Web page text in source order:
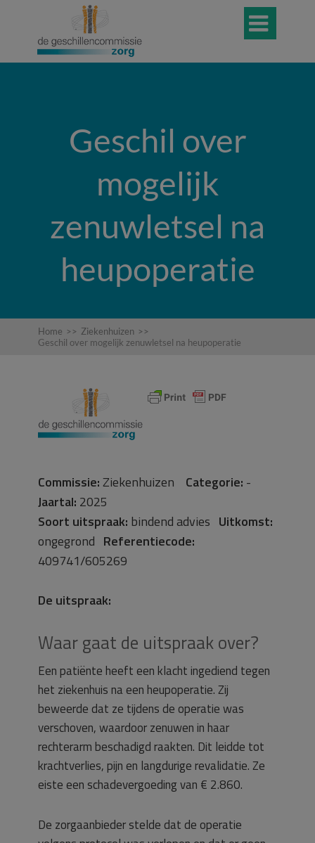

Geschil over
mogelijk
zenuwletsel na
heupoperatie
Home >> Ziekenhuizen >>
Geschil over mogelijk zenuwletsel na heupoperatie
Commissie:Ziekenhuizen Categorie: -
Jaartal: 2025
Soort uitspraak: bindend advies Uitkomst:
ongegrond Referentiecode:
409741/605269
De uitspraak:
Waar gaat de uitspraak over?
Een patiënte heeft een klacht ingediend tegen
het ziekenhuis na een heupoperatie. Zij
beweerde dat ze tijdens de operatie was
verschoven, waardoor zenuwen in haar
rechterarm beschadigd raakten. Dit leidde tot
krachtverlies, pijn en langdurige revalidatie. Ze
eiste een schadevergoeding van € 2.860.
De zorgaanbieder stelde dat de operatie